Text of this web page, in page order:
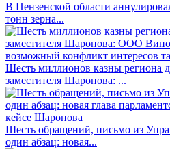
В Пензенской области
тонн зерна...
Шесть миллионов казны региона
заместителя Шаронова: ...
Шесть обращений, письмо из
один абзац: новая...